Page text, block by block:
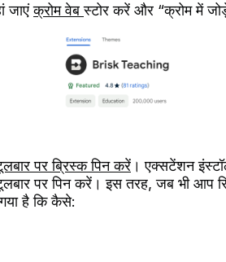
जाएंक्रोम वेबस्टोर करें और “क्रोम में
पर ब्रिस्क पिन करें । एक्सटेंशन
पर पिन करें। इस तरह, जब भी आप
गया है कि कैसे: